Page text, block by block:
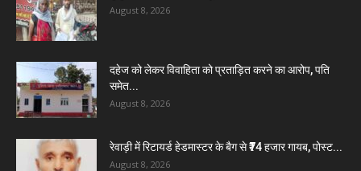
August 8, 2026
दहेज को लेकर विवाहिता को प्रताड़ित करने का आरोप, पति
समेत...
August 8, 2026
रेवाड़ी में रिटायर्ड हेडमास्टर के बैग से ₹74 हजार गायब, पोस्ट...
August 8, 2026